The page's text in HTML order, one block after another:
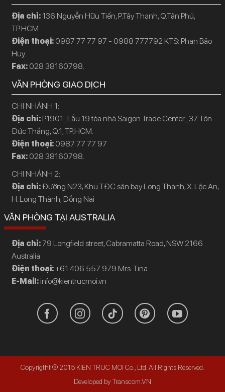
Địa chỉ: 136 Nguyễn Hữu Tiến, P.Tây Thạnh, Q.Tân Phú,
TP.HCM
Điện thoại: 0987 77 77 97 - 0988 777792 KTS: Phan Bảo
Huy.
Fax: 028 38160798.
VĂN PHÒNG GIAO DỊCH
CHI NHÁNH 1:
Địa chỉ: P1901_Lầu 19 tòa nhà Saigon Trade Center_37 Tôn
Đức Thắng, Q.1, TP.HCM.
Điện thoại: 0987 77 77 97
Fax: 028 38160798.
CHI NHÁNH 2:
Địa chỉ:Đường N23, Khu TĐC sân bay Long Thành, X. Lộc An,
H. Long Thành, Đồng Nai
VĂN PHÒNG TẠI AUSTRALIA
Địa chỉ:79 Longfield street, Cabramatta Road, NSW 2166
Australia
Điện thoại:+61 406 557 979 Mrs. Tina.
E-Mail: info@kientrucmoi.vn
Developed by Transcom.VN
Copyrigtht © 2015 KIEN TRUC MOI Co., Ltd. All Rights Reserved.